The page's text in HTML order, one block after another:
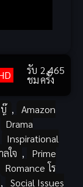
รับ
ชม
2,465
ครั้ง
,
Amazon
Drama
Inspirational
ใจ ,
Prime
Romance โร
,
Social Issues